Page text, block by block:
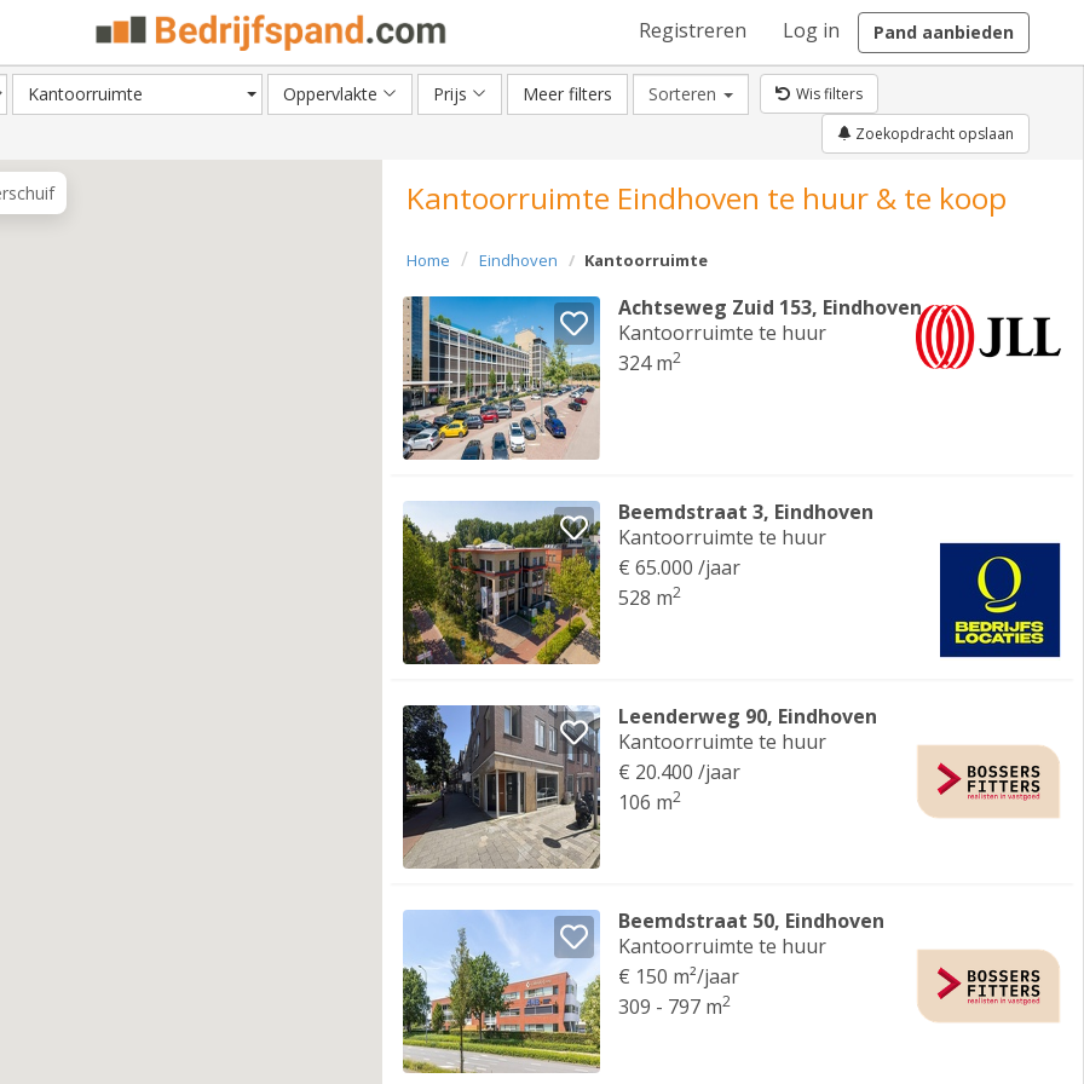
Registreren Log in Pand aanbieden
Kantoorruimte Oppervlakte Prijs Meer filters Sorteren
Wis filters
Zoekopdracht opslaan
Kantoorruimte Eindhoven te huur & te koop
Home Eindhoven Kantoorruimte
Achtseweg Zuid 153, Eindhoven
Kantoorruimte te huur
324 m2
Beemdstraat 3, Eindhoven
Kantoorruimte te huur
€ 65.000 /jaar
528 m2
Leenderweg 90, Eindhoven
Kantoorruimte te huur
€ 20.400 /jaar
106 m2
Beemdstraat 50, Eindhoven
Kantoorruimte te huur
€ 150 m²/jaar
309 - 797 m2